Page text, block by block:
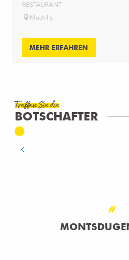
RESTAURANT
Machilly
MEHR ERFAHREN
Treffen Sie die
BOTSCHAFTER
PATRICK
#